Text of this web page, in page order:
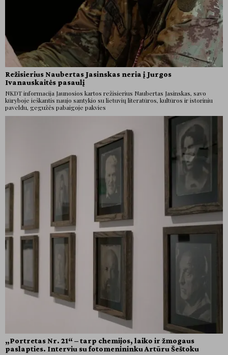
Režisierius Naubertas Jasinskas neria į Jurgos
Ivanauskaitės pasaulį
NKDT informacija Jaunosios kartos režisierius Naubertas Jasinskas, savo
kūryboje ieškantis naujo santykio su lietuvių literatūros, kultūros ir istoriniu
paveldu, gegužės pabaigoje pakvies
„Portretas Nr. 21“ – tarp chemijos, laiko ir žmogaus
paslapties. Interviu su fotomenininku Artūru Šeštoku